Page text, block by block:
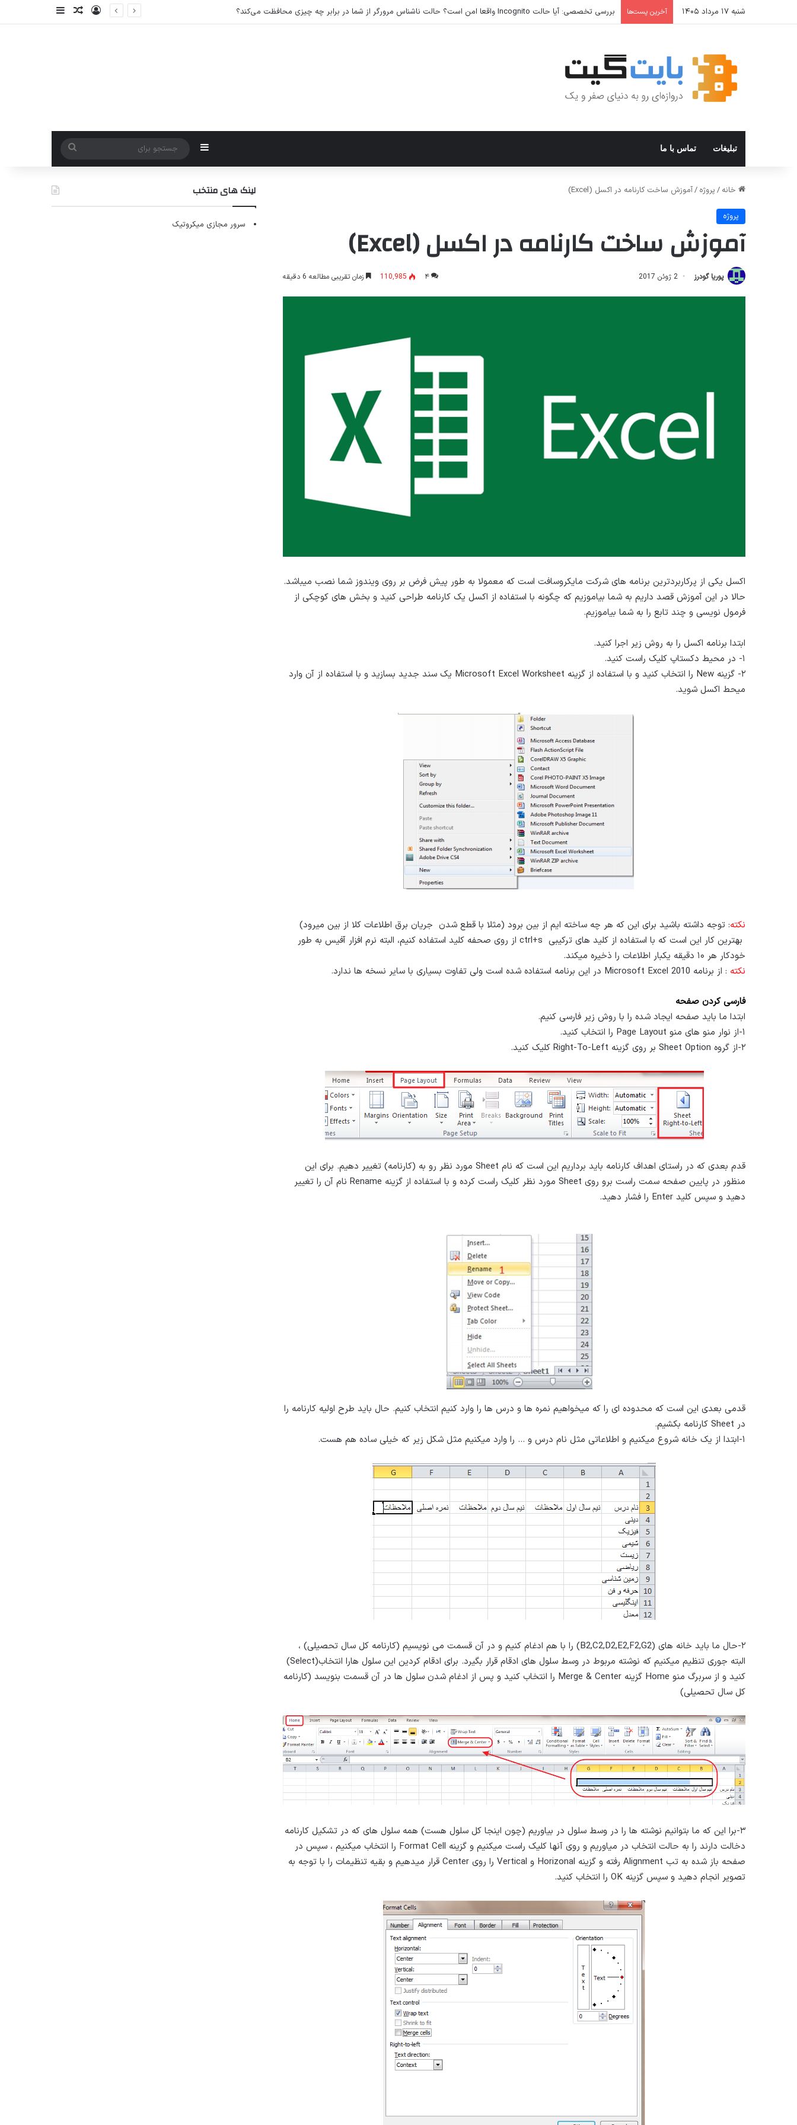
شنبه ۱۷ مرداد ۱۴۰۵ آخرین پست‌ها بررسی تخصصی: آیا حالت Incognito واقعا امن است؟ حالت ناشناس مرورگر از شما در برابر چه چیزی محافظت می‌کند؟ ورودنوشته تصادفی
سایدبار
تبلیغات تماس با ما سایدبار
جستجو
برای
خانه / پروژه /آموزش ساخت کارنامه در اکسل (Excel)
پروژه
آموزش ساخت کارنامه در اکسل (Excel)
پوریا گودرز 2 ژوئن 2017 ۴ 110,985 زمان تقریبی مطالعه 6 دقیقه
اکسل یکی از پرکاربردترین برنامه های شرکت مایکروسافت است که معمولا به طور پیش فرض بر روی ویندوز شما نصب میباشد.
حالا در این آموزش قصد داریم به شما بیاموزیم که چگونه با استفاده از اکسل یک کارنامه طراحی کنید و بخش های کوچکی از
فرمول نویسی و چند تابع را به شما بیاموزیم.
ابتدا برنامه اکسل را به روش زیر اجرا کنید.
۱- در محیط دکستاپ کلیک راست کنید.
۲- گزینه New را انتخاب کنید و با استفاده از گزینه Microsoft Excel Worksheet یک سند جدید بسازید و با استفاده از آن وارد
میحط اکسل شوید.
نکته: توجه داشته باشید برای این که هر چه ساخته ایم از بین برود (مثلا با قطع شدن جریان برق اطلاعات کلا از بین میرود)
بهترین کار این است که با استفاده از کلید های ترکیبی ctrl+s از روی صحفه کلید استفاده کنیم، البته نرم افزار آفیس به طور
خودکار هر ۱۰ دقیقه یکبار اطلاعات را ذخیره میکند.
نکته : از برنامه Microsoft Excel 2010 در این برنامه استفاده شده است ولی تفاوت بسیاری با سایر نسخه ها ندارد.
فارسی کردن صفحه
ابتدا ما باید صفحه ایجاد شده را با روش زیر فارسی کنیم.
۱-از نوار منو های منو Page Layout را انتخاب کنید.
۲-از گروه Sheet Option بر روی گزینه Right-To-Left کلیک کنید.
قدم بعدی که در راستای اهداف کارنامه باید برداریم این است که نام Sheet مورد نظر رو به (کارنامه) تغییر دهیم. برای این
منظور در پایین صفحه سمت راست برو روی Sheet مورد نظر کلیک راست کرده و با استفاده از گزینه Rename نام آن را تغییر
دهید و سپس کلید Enter را فشار دهید.
قدمی بعدی این است که محدوده ای را که میخواهیم نمره ها و درس ها را وارد کنیم انتخاب کنیم. حال باید طرح اولیه کارنامه را
در Sheet کارنامه بکشیم.
۱-ابتدا از یک خانه شروع میکنیم و اطلاعاتی مثل نام درس و … را وارد میکنیم مثل شکل زیر که خیلی ساده هم هست.
۲-حال ما باید خانه های (B2,C2,D2,E2,F2,G2) را با هم ادغام کنیم و در آن قسمت می نویسیم (کارنامه کل سال تحصیلی) ،
البته جوری تنظیم میکنیم که نوشته مربوط در وسط سلول های ادقام قرار بگیرد. برای ادقام کردین این سلول هارا انتخاب(Select)
کنید و از سربرگ منو Home گزینه Merge & Center را انتخاب کنید و پس از ادغام شدن سلول ها در آن قسمت بنویسد (کارنامه
کل سال تحصیلی)
۳-برا این که ما بتوانیم نوشته ها را در وسط سلول در بیاوریم (چون اینجا کل سلول هست) همه سلول های که در تشکیل کارنامه
دخالت دارند را به حالت انتخاب در میاوریم و روی آنها کلیک راست میکنیم و گزینه Format Cell را انتخاب میکنیم ، سپس در
صفحه باز شده به تب Alignment رفته و گزینه Horizonal و Vertical را روی Center قرار میدهیم و بقیه تنظیمات را با توجه به
تصویر انجام دهید و سپس گزینه OK را انتخاب کنید.
لینک های منتخب
سرور مجازی میکروتیک